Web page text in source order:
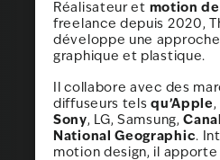
Réalisateur et motion
freelance depuis 2020,
développe une
graphique et plastique.
Il collabore avec des
diffuseurs telsqu’Apple,
Sony, LG, Samsung,
National Geographic.
motion design, il apporte